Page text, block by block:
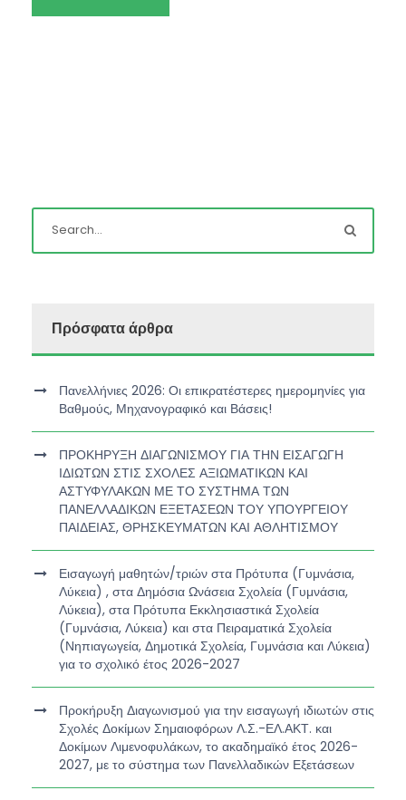
Πρόσφατα άρθρα
Πανελλήνιες 2026: Οι επικρατέστερες ημερομηνίες για
Βαθμούς, Μηχανογραφικό και Βάσεις!
ΠΡΟΚΗΡΥΞΗ ΔΙΑΓΩΝΙΣΜΟΥ ΓΙΑ ΤΗΝ ΕΙΣΑΓΩΓΗ
ΙΔΙΩΤΩΝ ΣΤΙΣ ΣΧΟΛΕΣ ΑΞΙΩΜΑΤΙΚΩΝ ΚΑΙ
ΑΣΤΥΦΥΛΑΚΩΝ ΜΕ ΤΟ ΣΥΣΤΗΜΑ ΤΩΝ
ΠΑΝΕΛΛΑΔΙΚΩΝ ΕΞΕΤΑΣΕΩΝ ΤΟΥ ΥΠΟΥΡΓΕΙΟΥ
ΠΑΙΔΕΙΑΣ, ΘΡΗΣΚΕΥΜΑΤΩΝ ΚΑΙ ΑΘΛΗΤΙΣΜΟΥ
Εισαγωγή μαθητών/τριών στα Πρότυπα (Γυμνάσια,
Λύκεια) , στα Δημόσια Ωνάσεια Σχολεία (Γυμνάσια,
Λύκεια), στα Πρότυπα Εκκλησιαστικά Σχολεία
(Γυμνάσια, Λύκεια) και στα Πειραματικά Σχολεία
(Νηπιαγωγεία, Δημοτικά Σχολεία, Γυμνάσια και Λύκεια)
για το σχολικό έτος 2026-2027
Προκήρυξη Διαγωνισμού για την εισαγωγή ιδιωτών στις
Σχολές Δοκίμων Σημαιοφόρων Λ.Σ.-ΕΛ.ΑΚΤ. και
Δοκίμων Λιμενοφυλάκων, το ακαδημαϊκό έτος 2026-
2027, με το σύστημα των Πανελλαδικών Εξετάσεων